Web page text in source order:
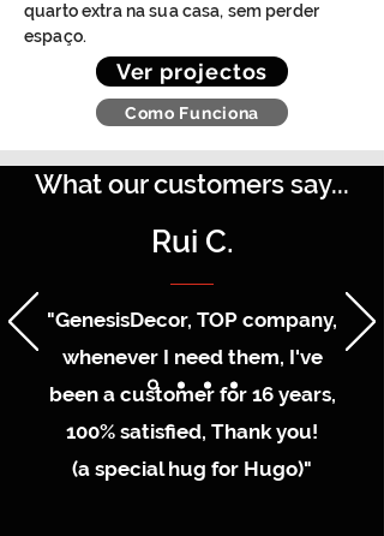
quarto extra na sua casa, sem perder
espaço.
Ver projectos
Como Funciona
What our customers say...
Rui C.
"GenesisDecor, TOP company,
whenever I need them, I've
been a customer for 16 years,
100% satisfied, Thank you!
(a special hug for Hugo)"